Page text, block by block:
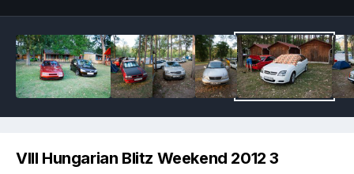
VIII Hungarian Blitz Weekend 2012 3